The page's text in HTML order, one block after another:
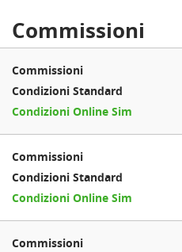
Commissioni